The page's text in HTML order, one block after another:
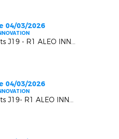
04/03/2026
Highlights J19 - R1 ALEO INNOVATION | AS Monaco FC 2 VS FC Beausoleil
04/03/2026
Highlights J19- R1 ALEO INNOVATION | AC Vedène Le Pontet VS AS Cagnes Le Cros